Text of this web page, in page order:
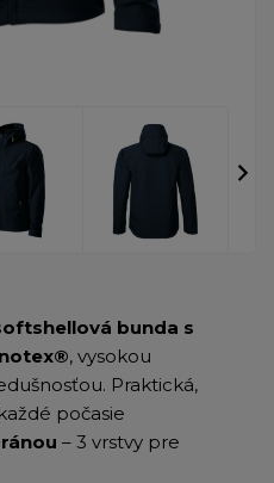
bunda s
, vysokou
Praktická,
počasie
– 3 vrstvy pre